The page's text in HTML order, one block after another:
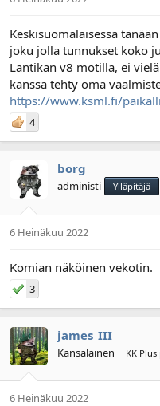
Keskisuomalaisessa
joku jolla tunnukset koko
Lantikan v8 motilla, ei
kanssa tehty oma
https://www.ksml.fi/
4
borg
administi Ylläpitäjä
6 Heinäkuu 2022
Komian näköinen vekotin.
3
james_III
Kansalainen KK Plus
6 Heinäkuu 2022